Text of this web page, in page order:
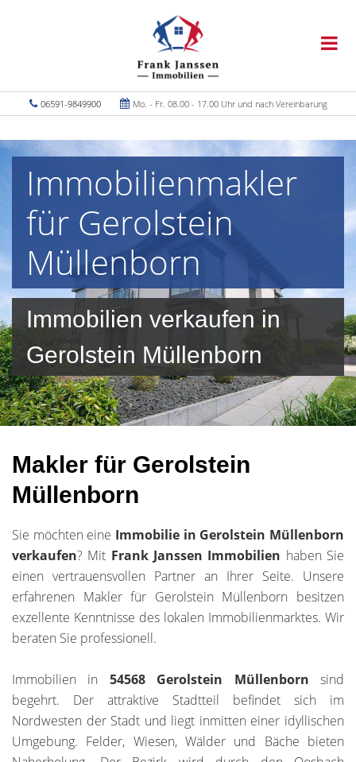
06591-9849900 Mo. - Fr. 08.00 - 17.00 Uhr und nach Vereinbarung
Immobilienmakler
für Gerolstein
Müllenborn
Immobilien verkaufen in
Gerolstein Müllenborn
Makler für Gerolstein
Müllenborn
Sie möchten eine Immobilie in Gerolstein Müllenborn
verkaufen? Mit Frank Janssen Immobilien haben Sie
einen vertrauensvollen Partner an Ihrer Seite. Unsere
erfahrenen Makler für Gerolstein Müllenborn besitzen
exzellente Kenntnisse des lokalen Immobilienmarktes. Wir
beraten Sie professionell.
Immobilien in 54568 Gerolstein Müllenborn sind
begehrt. Der attraktive Stadtteil befindet sich im
Nordwesten der Stadt und liegt inmitten einer idyllischen
Umgebung. Felder, Wiesen, Wälder und Bäche bieten